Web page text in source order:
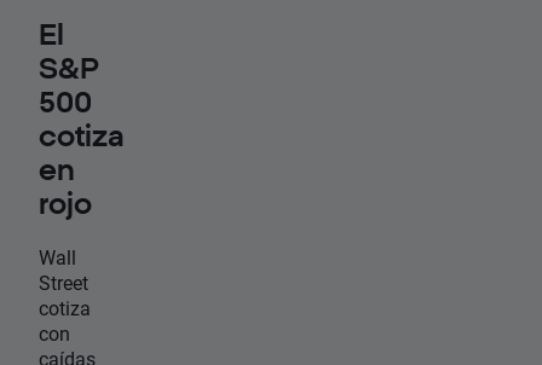
El
S&P
500
cotiza
en
rojo
Wall
Street
cotiza
con
caídas